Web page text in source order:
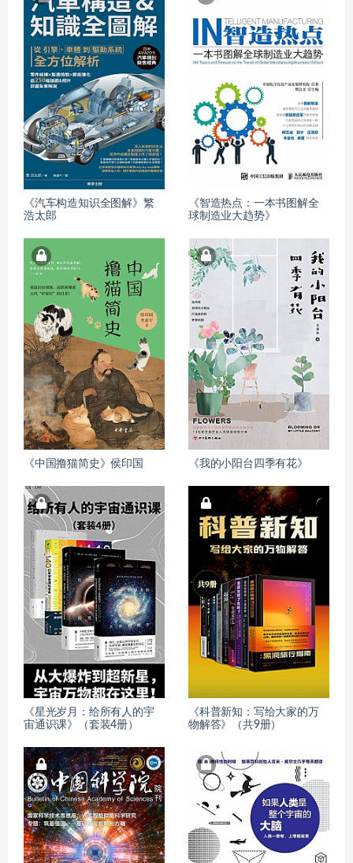
《汽车构造知识全图解》繁
浩太郎
《智造热点：一本书图解全
球制造业大趋势》
《中国撸猫简史》侯印国 《我的小阳台四季有花》
《星光岁月：给所有人的宇
宙通识课》（套装4册）
《科普新知：写给大家的万
物解答》（共9册）